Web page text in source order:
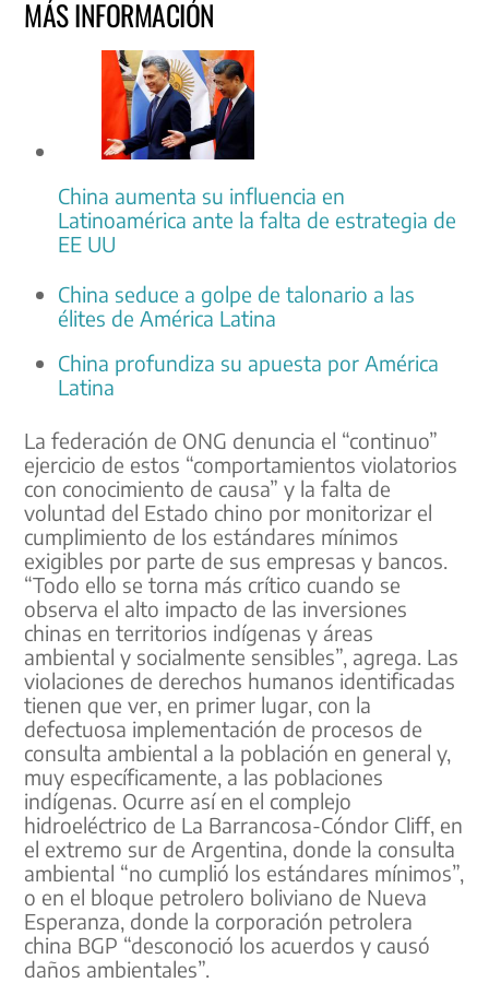
MÁS INFORMACIÓN
China aumenta su influencia en
Latinoamérica ante la falta de estrategia de
EE UU
China seduce a golpe de talonario a las
élites de América Latina
China profundiza su apuesta por América
Latina
La federación de ONG denuncia el “continuo”
ejercicio de estos “comportamientos violatorios
con conocimiento de causa” y la falta de
voluntad del Estado chino por monitorizar el
cumplimiento de los estándares mínimos
exigibles por parte de sus empresas y bancos.
“Todo ello se torna más crítico cuando se
observa el alto impacto de las inversiones
chinas en territorios indígenas y áreas
ambiental y socialmente sensibles”, agrega. Las
violaciones de derechos humanos identificadas
tienen que ver, en primer lugar, con la
defectuosa implementación de procesos de
consulta ambiental a la población en general y,
muy específicamente, a las poblaciones
indígenas. Ocurre así en el complejo
hidroeléctrico de La Barrancosa-Cóndor Cliff, en
el extremo sur de Argentina, donde la consulta
ambiental “no cumplió los estándares mínimos”,
o en el bloque petrolero boliviano de Nueva
Esperanza, donde la corporación petrolera
china BGP “desconoció los acuerdos y causó
daños ambientales”.